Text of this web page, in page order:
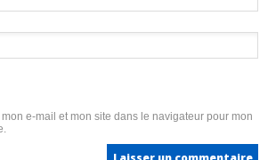
e-mail et mon site dans le navigateur pour mon